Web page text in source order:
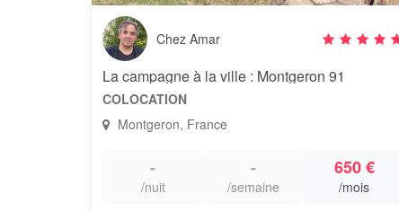
Chez Amar
La campagne à la ville : Montgeron 91
COLOCATION
Montgeron, France
-
/nuit
-
/semaine
650 €
/mois